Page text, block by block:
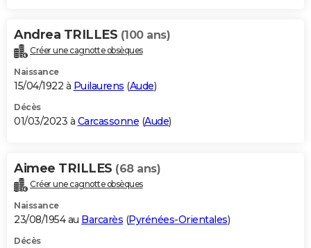
Andrea TRILLES (100 ans)
Créer une cagnotte obsèques
Naissance
15/04/1922 à Puilaurens (Aude)
Décès
01/03/2023 à Carcassonne (Aude)
Aimee TRILLES (68 ans)
Créer une cagnotte obsèques
Naissance
23/08/1954 au Barcarès (Pyrénées-Orientales)
Décès